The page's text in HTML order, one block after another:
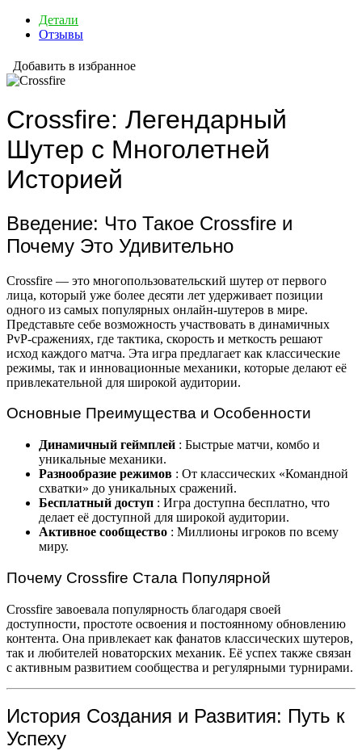
Детали
Отзывы
Добавить в избранное
Crossfire: Легендарный
Шутер с Многолетней
Историей
Введение: Что Такое Crossfire и
Почему Это Удивительно
Crossfire — это многопользовательский шутер от первого
лица, который уже более десяти лет удерживает позиции
одного из самых популярных онлайн-шутеров в мире.
Представьте себе возможность участвовать в динамичных
PvP-сражениях, где тактика, скорость и меткость решают
исход каждого матча. Эта игра предлагает как классические
режимы, так и инновационные механики, которые делают её
привлекательной для широкой аудитории.
Основные Преимущества и Особенности
Динамичный геймплей : Быстрые матчи, комбо и
уникальные механики.
Разнообразие режимов : От классических «Командной
схватки» до уникальных сражений.
Бесплатный доступ : Игра доступна бесплатно, что
делает её доступной для широкой аудитории.
Активное сообщество : Миллионы игроков по всему
миру.
Почему Crossfire Стала Популярной
Crossfire завоевала популярность благодаря своей
доступности, простоте освоения и постоянному обновлению
контента. Она привлекает как фанатов классических шутеров,
так и любителей новаторских механик. Её успех также связан
с активным развитием сообщества и регулярными турнирами.
История Создания и Развития: Путь к
Успеху